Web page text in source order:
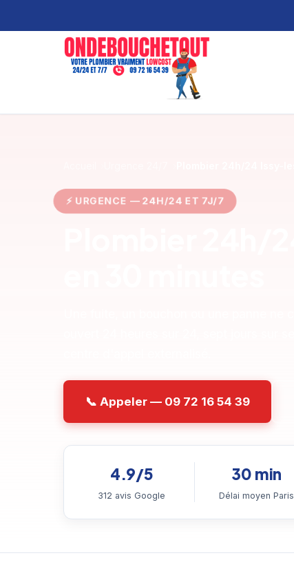
⚡ URGENCE — 24H/24 ET 7J/7
📞 Appeler — 09 72 16 54 39
4.9/5
312 avis Google
30 min
Délai moyen Paris